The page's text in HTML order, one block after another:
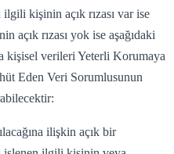
kişinin açık rızası var ise
açık rızası yok ise aşağıdaki
kişisel verileri Yeterli Korumaya
Eden Veri Sorumlusunun
ilişkin açık bir